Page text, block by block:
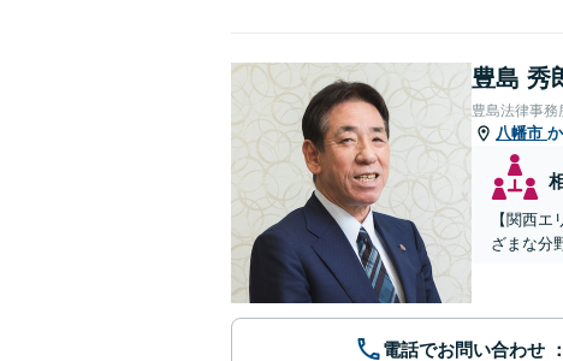
豊島 秀
豊島法律事務
八幡市
【関西
ざまな分
電話でお問い合わせ